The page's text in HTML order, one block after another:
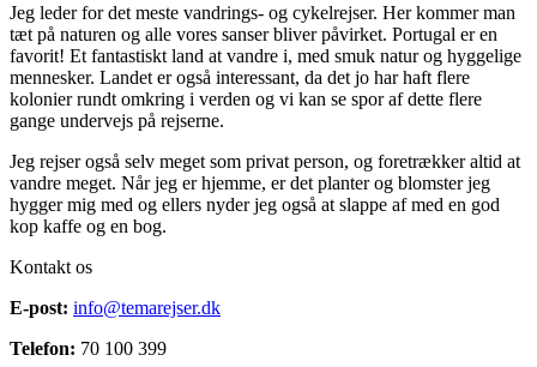
Jeg leder for det meste vandrings- og cykelrejser. Her kommer man
tæt på naturen og alle vores sanser bliver påvirket. Portugal er en
favorit! Et fantastiskt land at vandre i, med smuk natur og hyggelige
mennesker. Landet er også interessant, da det jo har haft flere
kolonier rundt omkring i verden og vi kan se spor af dette flere
gange undervejs på rejserne.
Jeg rejser også selv meget som privat person, og foretrækker altid at
vandre meget. Når jeg er hjemme, er det planter og blomster jeg
hygger mig med og ellers nyder jeg også at slappe af med en god
kop kaffe og en bog.
Kontakt os
E-post: info@temarejser.dk
Telefon: 70 100 399